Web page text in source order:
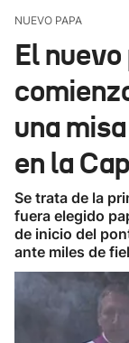
NUEVO PAPA
El
una
en la
Se trata de la
fuera elegido
de inicio del
ante miles de